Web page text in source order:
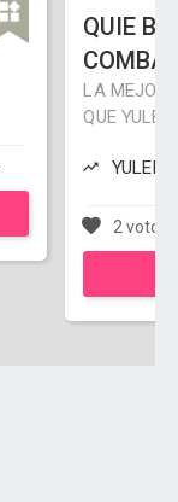
QUIE
LA MEJOR
QUE
2 votos